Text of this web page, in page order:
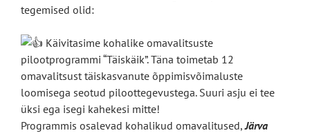
tegemised olid:
Käivitasime kohalike omavalitsuste
pilootprogrammi “Täiskäik”. Täna toimetab 12
omavalitsust täiskasvanute õppimisvõimaluste
loomisega seotud piloottegevustega. Suuri asju ei tee
üksi ega isegi kahekesi mitte!
Programmis osalevad kohalikud omavalitused,Järva